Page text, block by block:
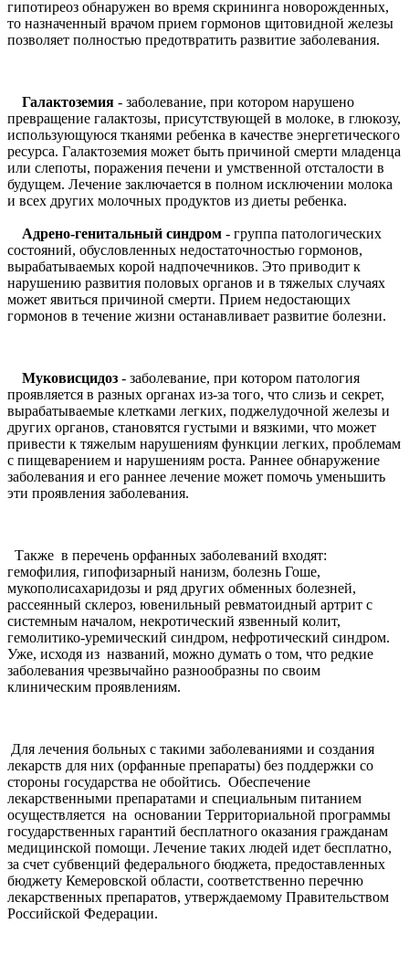
гипотиреоз обнаружен во время скрининга новорожденных,
то назначенный врачом прием гормонов щитовидной железы
позволяет полностью предотвратить развитие заболевания.
Галактоземия - заболевание, при котором нарушено
превращение галактозы, присутствующей в молоке, в глюкозу,
использующуюся тканями ребенка в качестве энергетического
ресурса. Галактоземия может быть причиной смерти младенца
или слепоты, поражения печени и умственной отсталости в
будущем. Лечение заключается в полном исключении молока
и всех других молочных продуктов из диеты ребенка.
Адрено-генитальный синдром - группа патологических
состояний, обусловленных недостаточностью гормонов,
вырабатываемых корой надпочечников. Это приводит к
нарушению развития половых органов и в тяжелых случаях
может явиться причиной смерти. Прием недостающих
гормонов в течение жизни останавливает развитие болезни.
Муковисцидоз - заболевание, при котором патология
проявляется в разных органах из-за того, что слизь и секрет,
вырабатываемые клетками легких, поджелудочной железы и
других органов, становятся густыми и вязкими, что может
привести к тяжелым нарушениям функции легких, проблемам
с пищеварением и нарушениям роста. Раннее обнаружение
заболевания и его раннее лечение может помочь уменьшить
эти проявления заболевания.
Также в перечень орфанных заболеваний входят:
гемофилия, гипофизарный нанизм, болезнь Гоше,
мукополисахаридозы и ряд других обменных болезней,
рассеянный склероз, ювенильный ревматоидный артрит с
системным началом, некротический язвенный колит,
гемолитико-уремический синдром, нефротический синдром.
Уже, исходя из названий, можно думать о том, что редкие
заболевания чрезвычайно разнообразны по своим
клиническим проявлениям.
Для лечения больных с такими заболеваниями и создания
лекарств для них (орфанные препараты) без поддержки со
стороны государства не обойтись. Обеспечение
лекарственными препаратами и специальным питанием
осуществляется на основании Территориальной программы
государственных гарантий бесплатного оказания гражданам
медицинской помощи. Лечение таких людей идет бесплатно,
за счет субвенций федерального бюджета, предоставленных
бюджету Кемеровской области, соответственно перечню
лекарственных препаратов, утверждаемому Правительством
Российской Федерации.